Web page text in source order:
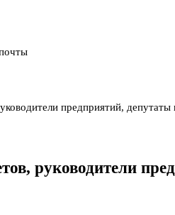
предприятий, депутаты
руководители